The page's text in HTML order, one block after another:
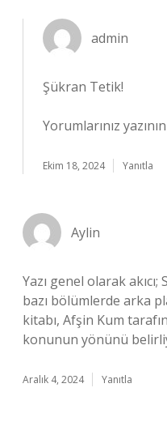
admin
Şükran Tetik!
Yorumlarınız yazının
Ekim 18, 2024 Yanıtla
Aylin
Yazı genel olarak akıcı;
bazı bölümlerde arka
kitabı, Afşin Kum
konunun yönünü
Aralık 4, 2024 Yanıtla